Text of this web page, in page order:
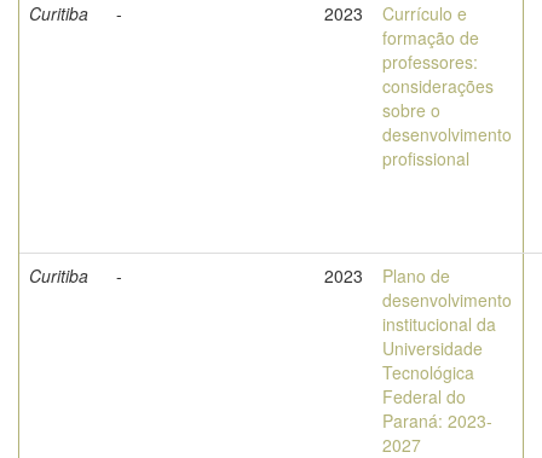
Curitiba - 2023
Currículo e
formação de
professores:
considerações
sobre o
desenvolvimento
profissional
Curitiba - 2023
Plano de
desenvolvimento
institucional da
Universidade
Tecnológica
Federal do
Paraná: 2023-
2027